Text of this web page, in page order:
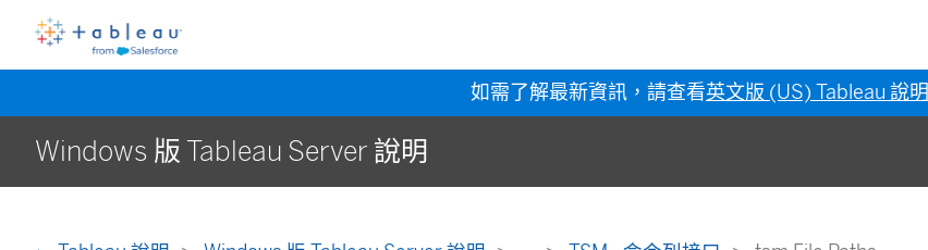
如需了解最新資訊，請查看英文版 (US) Tableau 說明
Windows 版 Tableau Server 說明